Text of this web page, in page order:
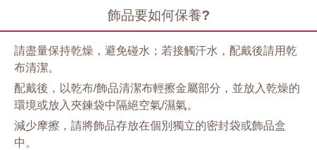
飾品要如何保養?
請盡量保持乾燥，避免碰水；若接觸汗水，配戴後請用乾
布清潔。
配戴後，以乾布/飾品清潔布輕擦金屬部分，並放入乾燥的
環境或放入夾鍊袋中隔絕空氣/濕氣。
減少摩擦，請將飾品存放在個別獨立的密封袋或飾品盒
中。